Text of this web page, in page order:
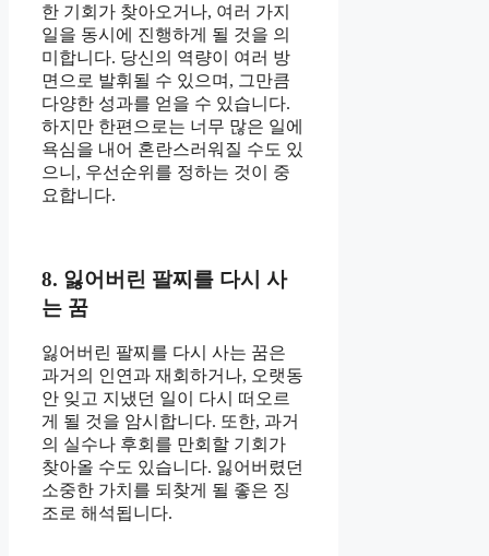
한 기회가 찾아오거나, 여러 가지
일을 동시에 진행하게 될 것을 의
미합니다. 당신의 역량이 여러 방
면으로 발휘될 수 있으며, 그만큼
다양한 성과를 얻을 수 있습니다.
하지만 한편으로는 너무 많은 일에
욕심을 내어 혼란스러워질 수도 있
으니, 우선순위를 정하는 것이 중
요합니다.
8. 잃어버린 팔찌를 다시 사
는 꿈
잃어버린 팔찌를 다시 사는 꿈은
과거의 인연과 재회하거나, 오랫동
안 잊고 지냈던 일이 다시 떠오르
게 될 것을 암시합니다. 또한, 과거
의 실수나 후회를 만회할 기회가
찾아올 수도 있습니다. 잃어버렸던
소중한 가치를 되찾게 될 좋은 징
조로 해석됩니다.